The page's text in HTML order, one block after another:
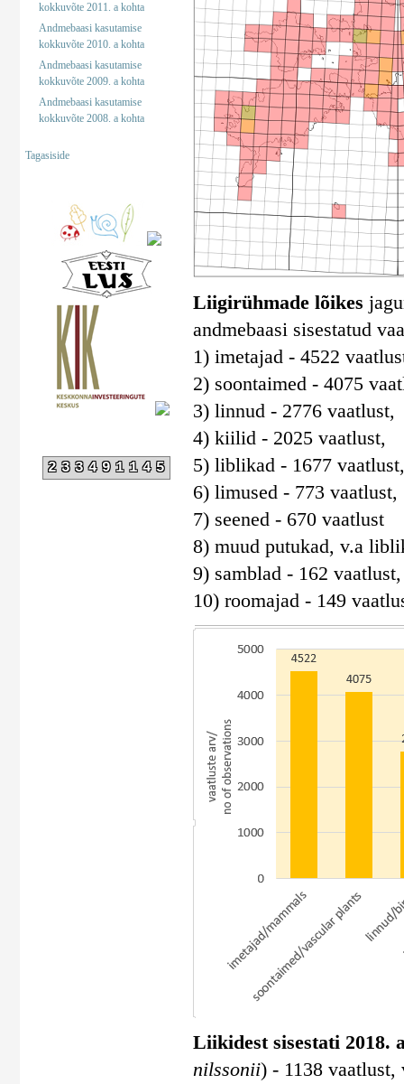
kokkuvõte 2011. a kohta
Andmebaasi kasutamise
kokkuvõte 2010. a kohta
Andmebaasi kasutamise
kokkuvõte 2009. a kohta
Andmebaasi kasutamise
kokkuvõte 2008. a kohta
Tagasiside
233491145
Liigirühmade lõikes
andmebaasi sisestatud
1) imetajad - 4522
2) soontaimed - 4075
3) linnud - 2776 vaatlust,
4) kiilid - 2025 vaatlust,
5) liblikad - 1677 vaatlust,
6) limused - 773 vaatlust,
7) seened - 670 vaatlust
8) muud putukad, v.a
9) samblad - 162 vaatlust,
10) roomajad - 149
Liikidest sisestati 2018.
nilssonii) - 1138 vaatlust,